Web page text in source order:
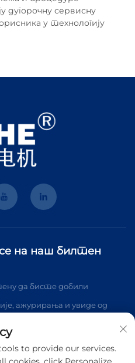
дугорочну сервисну
у технологију
на наш билтен
да бисте добили
ажурирања и увиде од
to provide our services.